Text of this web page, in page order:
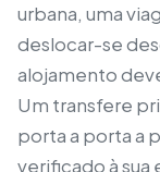
urbana, uma
deslocar-se
alojamento
Um transfere
porta a porta a
verificado à sua